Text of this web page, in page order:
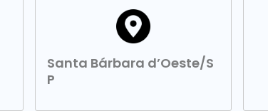
Santa Bárbara d’Oeste/S
P